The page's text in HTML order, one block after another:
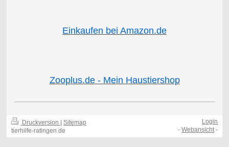
Einkaufen bei Amazon.de
Zooplus.de - Mein Haustiershop
Druckversion
Sitemap
tierhilfe-ratingen.de
Login
-Webansicht-